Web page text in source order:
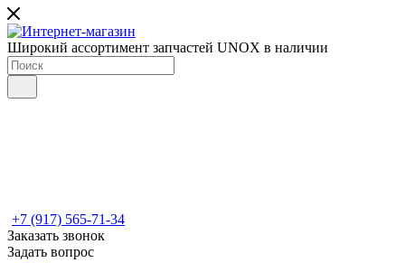
Широкий ассортимент запчастей UNOX в наличии
+7 (917) 565-71-34
Заказать звонок
Задать вопрос